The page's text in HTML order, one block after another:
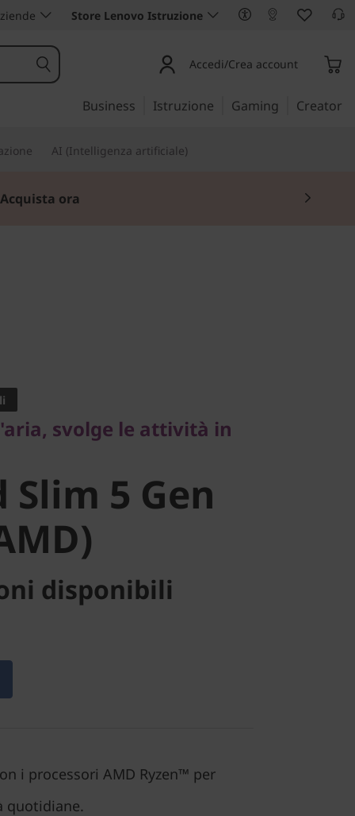
Store Lenovo Istruzione
Accedi/Crea account
Business Istruzione Gaming Creator
AI (Intelligenza artificiale)
offerta.Acquista ora
5 Gen
svolge le attività in
Slim 5 Gen
disponibili
i processori AMD Ryzen™ per
quotidiane.